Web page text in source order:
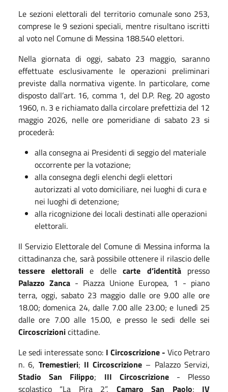
Le sezioni elettorali del territorio comunale sono 253,
comprese le 9 sezioni speciali, mentre risultano iscritti
al voto nel Comune di Messina 188.540 elettori.
Nella giornata di oggi, sabato 23 maggio, saranno
effettuate esclusivamente le operazioni preliminari
previste dalla normativa vigente. In particolare, come
disposto dall’art. 16, comma 1, del D.P. Reg. 20 agosto
1960, n. 3 e richiamato dalla circolare prefettizia del 12
maggio 2026, nelle ore pomeridiane di sabato 23 si
procederà:
alla consegna ai Presidenti di seggio del materiale
occorrente per la votazione;
alla consegna degli elenchi degli elettori
autorizzati al voto domiciliare, nei luoghi di cura e
nei luoghi di detenzione;
alla ricognizione dei locali destinati alle operazioni
elettorali.
Il Servizio Elettorale del Comune di Messina informa la
cittadinanza che, sarà possibile ottenere il rilascio delle
tessere elettoralie delle carte d’identitàpresso
Palazzo Zanca - Piazza Unione Europea, 1 - piano
terra, oggi, sabato 23 maggio dalle ore 9.00 alle ore
18.00; domenica 24, dalle 7.00 alle 23.00; e lunedì 25
dalle ore 7.00 alle 15.00, e presso le sedi delle sei
Circoscrizionicittadine.
Le sedi interessate sono: I Circoscrizione - Vico Petraro
n. 6, Tremestieri; II Circoscrizione – Palazzo Servizi,
Stadio San Filippo; III Circoscrizione- Plesso
scolastico “La Pira 2”, Camaro San Paolo; IV